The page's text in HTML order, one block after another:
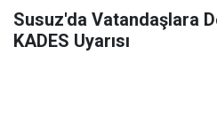
Susuz'da Vatandaşlara
KADES Uyarısı